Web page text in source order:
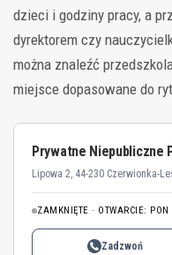
dzieci i godziny pracy, a
dyrektorem czy
można znaleźć
miejsce dopasowane do
Prywatne Niepubliczne
Lipowa 2, 44-230 Czerwionka-
ZAMKNIĘTE · OTWARCIE: PON
Zadzwoń